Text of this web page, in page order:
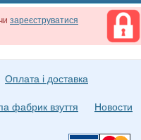
зареєструватися
Оплата і доставка
фабрик взуття Новости